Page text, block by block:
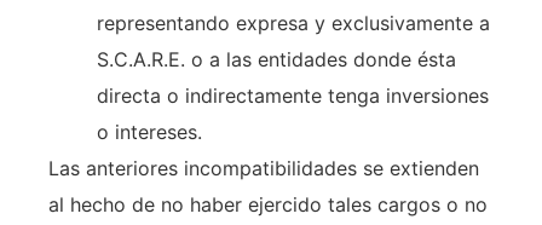
representando expresa y exclusivamente a
S.C.A.R.E. o a las entidades donde ésta
directa o indirectamente tenga inversiones
o intereses.
Las anteriores incompatibilidades se extienden
al hecho de no haber ejercido tales cargos o no